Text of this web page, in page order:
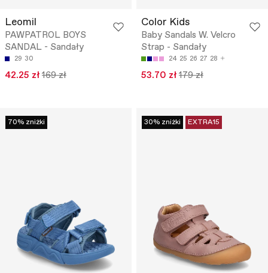
Leomil
PAWPATROL BOYS
SANDAL - Sandały
29 30
42.25 zł 169 zł
Color Kids
Baby Sandals W. Velcro
Strap - Sandały
24 25 26 27 28
53.70 zł 179 zł
70% zniżki 30% zniżki EXTRA15